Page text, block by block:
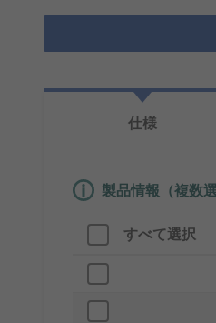
仕様
製品情報（複数
すべて選択